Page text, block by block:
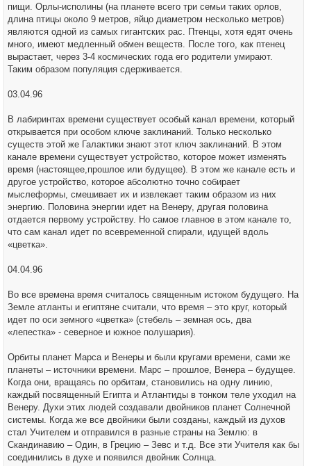
пищи. Орлы-исполины (на планете всего три семьи таких орлов,
длина птицы около 9 метров, яйцо диаметром несколько метров)
являются одной из самых гигантских рас. Птенцы, хотя едят очень
много, имеют медленный обмен веществ. После того, как птенец
вырастает, через 3-4 космических года его родители умирают.
Таким образом популяция сдерживается.
03.04.96
В лабиринтах времени существует особый канал времени, который
открывается при особом ключе заклинаний. Только несколько
существ этой же Галактики знают этот ключ заклинаний. В этом
канале времени существует устройство, которое может изменять
время (настоящее,прошлое или будущее). В этом же канале есть и
другое устройство, которое абсолютно точно собирает
мыслеформы, смешивает их и извлекает таким образом из них
энергию. Половина энергии идет на Венеру, другая половина
отдается первому устройству. Но самое главное в этом канале то,
что сам канал идет по всевременной спирали, идущей вдоль
«цветка».
04.04.96
Во все времена время считалось священным истоком будущего. На
Земле атланты и египтяне считали, что время – это круг, который
идет по оси земного «цветка» (стебель – земная ось, два
«лепестка» - северное и южное полушария).
Орбиты планет Марса и Венеры и были кругами времени, сами же
планеты – источники времени. Марс – прошлое, Венера – будущее.
Когда они, вращаясь по орбитам, становились на одну линию,
каждый посвященный Египта и Атлантиды в тонком теле уходил на
Венеру. Духи этих людей создавали двойников планет Солнечной
системы. Когда же все двойники были созданы, каждый из духов
стал Учителем и отправился в разные страны на Землю: в
Скандинавию – Один, в Грецию – Зевс и т.д. Все эти Учителя как бы
соединились в духе и появился двойник Солнца.